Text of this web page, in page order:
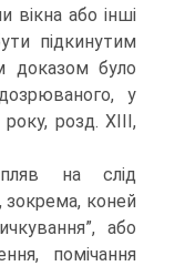
вікна або інші
підкинутим
доказом було
у
розд. ХІІІ,
на слід
зокрема, коней
або
помічання